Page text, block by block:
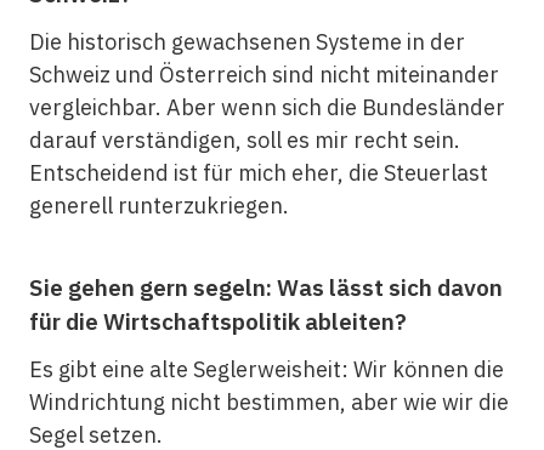
Die historisch gewachsenen Systeme in der
Schweiz und Österreich sind nicht miteinander
vergleichbar. Aber wenn sich die Bundesländer
darauf verständigen, soll es mir recht sein.
Entscheidend ist für mich eher, die Steuerlast
generell runterzukriegen.
Sie gehen gern segeln: Was lässt sich davon
für die Wirtschaftspolitik ableiten?
Es gibt eine alte Seglerweisheit: Wir können die
Windrichtung nicht bestimmen, aber wie wir die
Segel setzen.